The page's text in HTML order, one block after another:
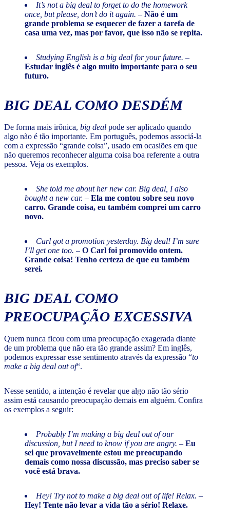
It’s not a big deal to forget to do the homework
once, but please, don’t do it again. – Não é um
grande problema se esquecer de fazer a tarefa de
casa uma vez, mas por favor, que isso não se repita.
Studying English is a big deal for your future. –
Estudar inglês é algo muito importante para o seu
futuro.
BIG DEAL COMO DESDÉM
De forma mais irônica, big deal pode ser aplicado quando
algo não é tão importante. Em português, podemos associá-la
com a expressão “grande coisa”, usado em ocasiões em que
não queremos reconhecer alguma coisa boa referente a outra
pessoa. Veja os exemplos.
She told me about her new car. Big deal, I also
bought a new car. – Ela me contou sobre seu novo
carro. Grande coisa, eu também comprei um carro
novo.
Carl got a promotion yesterday. Big deal! I’m sure
I’ll get one too. – O Carl foi promovido ontem.
Grande coisa! Tenho certeza de que eu também
serei.
BIG DEAL COMO
PREOCUPAÇÃO EXCESSIVA
Quem nunca ficou com uma preocupação exagerada diante
de um problema que não era tão grande assim? Em inglês,
podemos expressar esse sentimento através da expressão “to
make a big deal out of“.
Nesse sentido, a intenção é revelar que algo não tão sério
assim está causando preocupação demais em alguém. Confira
os exemplos a seguir:
Probably I’m making a big deal out of our
discussion, but I need to know if you are angry. – Eu
sei que provavelmente estou me preocupando
demais como nossa discussão, mas preciso saber se
você está brava.
Hey! Try not to make a big deal out of life! Relax. –
Hey! Tente não levar a vida tão a sério! Relaxe.